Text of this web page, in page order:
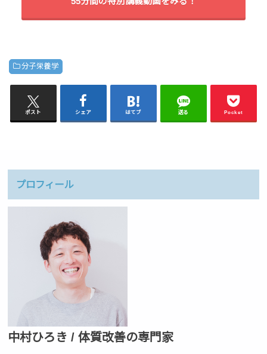
分子栄養学
ポスト シェア はてブ 送る Pocket
プロフィール
中村ひろき / 体質改善の専門家